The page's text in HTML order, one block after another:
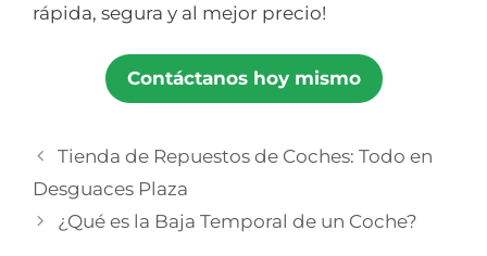
rápida, segura y al mejor precio!
Contáctanos hoy mismo
Tienda de Repuestos de Coches: Todo en
Desguaces Plaza
¿Qué es la Baja Temporal de un Coche?